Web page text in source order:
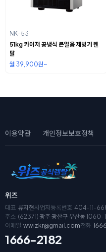
NK-53
51kg 카이저 공냉식 큰얼음 제빙기 렌
탈
월 39,900원~
이용약관 개인정보보호정책
위즈
대표 류지현사업자등록번호 404-11-
주소 (62371) 광주 광산구 우산동 1060-
이메일 wwizkr@gmail.com전화
1666-2182